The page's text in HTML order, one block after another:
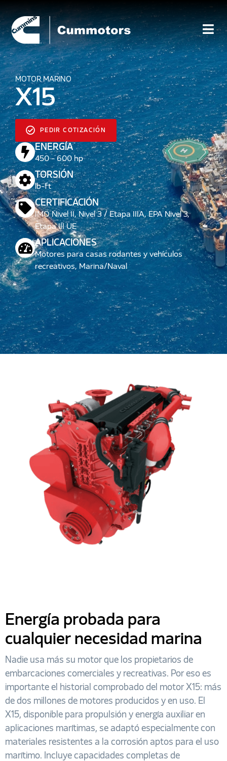
MOTOR MARINO
X15
PEDIR COTIZACIÓN
ENERGÍA
450 - 600 hp
TORSIÓN
lb-ft
CERTIFICACIÓN
IMO Nivel II, Nivel 3 / Etapa IIIA, EPA Nivel 3,
Etapa III UE
APLICACIONES
Motores para casas rodantes y vehículos
recreativos, Marina/Naval
Energía probada para
cualquier necesidad marina
Nadie usa más su motor que los propietarios de
embarcaciones comerciales y recreativas. Por eso es
importante el historial comprobado del motor X15: más
de dos millones de motores producidos y en uso. El
X15, disponible para propulsión y energía auxiliar en
aplicaciones marítimas, se adaptó especialmente con
materiales resistentes a la corrosión aptos para el uso
marítimo. Incluye capacidades completas de